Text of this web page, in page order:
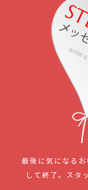
最後に気になる
して終了。スタ